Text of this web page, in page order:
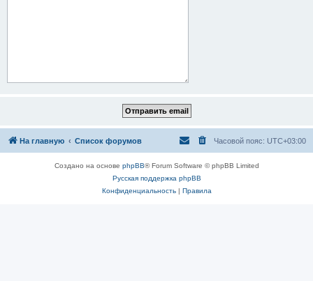
На главную Список форумов Часовой пояс: UTC+03:00
Создано на основе phpBB® Forum Software © phpBB Limited
Русская поддержка phpBB
Конфиденциальность| Правила